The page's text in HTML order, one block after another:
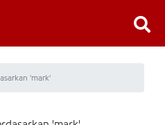
'mark'